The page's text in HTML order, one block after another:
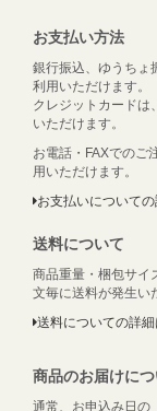
お支払い方法
銀行振込、ゆうちょ
利用いただけます。
クレジットカードは
いただけます。
お電話・FAXでのご
用いただけます。
お支払いについて
送料について
商品重量・梱包サイ
文毎に送料が発生い
送料についての詳細
商品のお届けに
通常、お申込み日の